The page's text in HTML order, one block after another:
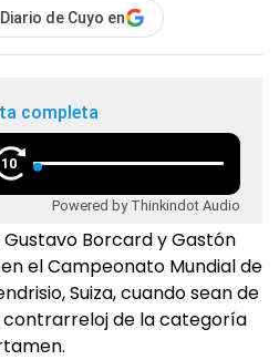
de Cuyo en
completa
10
Powered by Thinkindot Audio
Borcard y Gastón
el Campeonato Mundial de
Suiza, cuando sean de
de la categoría